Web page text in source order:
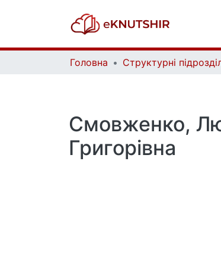
Головна
Смовженко,
Григорівна